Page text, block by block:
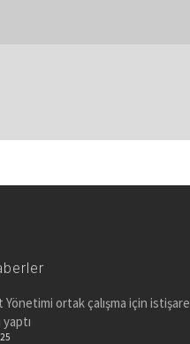
ortak çalışma için istişare
yaptı